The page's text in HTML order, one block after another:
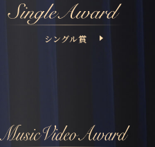
シングル賞